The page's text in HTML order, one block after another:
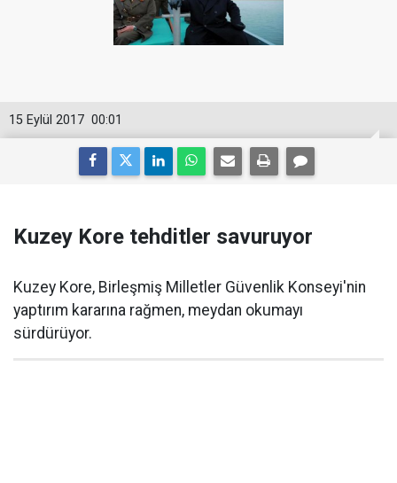
00:01
15 Eylül 2017
Kuzey Kore tehditler savuruyor
Kuzey Kore, Birleşmiş Milletler Güvenlik Konseyi'nin
yaptırım kararına rağmen, meydan okumayı
sürdürüyor.